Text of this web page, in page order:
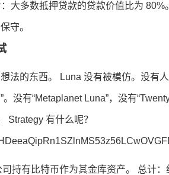
大多数抵押贷款的贷款价值比为
守。
法的东西。 Luna 没有被模仿。没有
没有“Metaplanet Luna”，没有
Strategy 有什么呢？
司持有比特币作为其金库资产。 总计